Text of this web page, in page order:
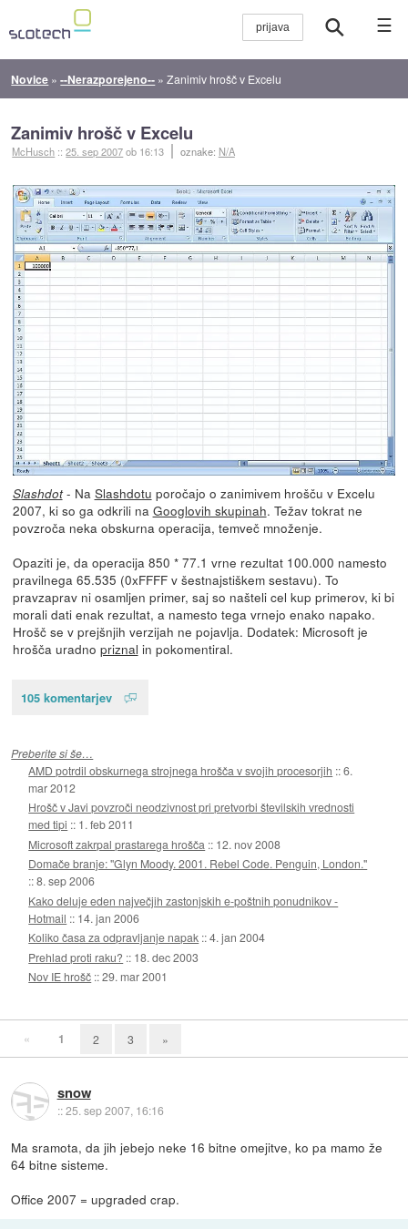
☰
Novice »--Nerazporejeno-- »Zanimiv hrošč v Excelu
Zanimiv hrošč v Excelu
McHusch ::25. sep 2007ob 16:13 oznake: N/A
Slashdot- Na Slashdotu poročajo o zanimivem hrošču v Excelu
2007, ki so ga odkrili na Googlovih skupinah. Težav tokrat ne
povzroča neka obskurna operacija, temveč množenje.
Opaziti je, da operacija 850 * 77.1 vrne rezultat 100.000 namesto
pravilnega 65.535 (0xFFFF v šestnajstiškem sestavu). To
pravzaprav ni osamljen primer, saj so našteli cel kup primerov, ki bi
morali dati enak rezultat, a namesto tega vrnejo enako napako.
Hrošč se v prejšnjih verzijah ne pojavlja. Dodatek: Microsoft je
hrošča uradno priznal in pokomentiral.
105 komentarjev
Preberite si še…
AMD potrdil obskurnega strojnega hrošča v svojih procesorjih ::6.
mar 2012
Hrošč v Javi povzroči neodzivnost pri pretvorbi številskih vrednosti
med tipi :: 1. feb 2011
Microsoft zakrpal prastarega hrošča :: 12. nov 2008
Domače branje: "Glyn Moody. 2001. Rebel Code. Penguin, London."
::8. sep 2006
Kako deluje eden največjih zastonjskih e-poštnih ponudnikov -
Hotmail :: 14. jan 2006
Koliko časa za odpravljanje napak ::4. jan 2004
Prehlad proti raku? :: 18. dec 2003
Nov IE hrošč ::29. mar 2001
« 1 2 3 »
snow
::25. sep 2007, 16:16
Ma sramota, da jih jebejo neke 16 bitne omejitve, ko pa mamo že
64 bitne sisteme.
Office 2007 = upgraded crap.